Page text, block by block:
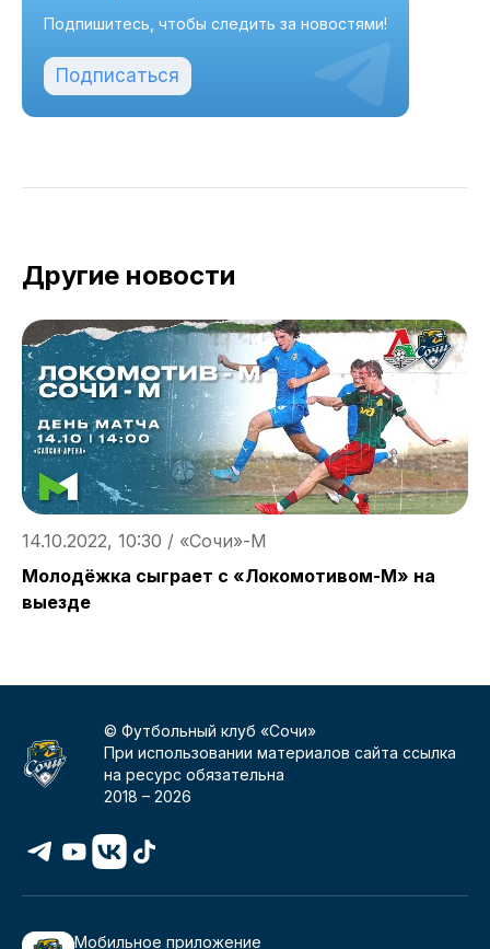
Подпишитесь, чтобы следить за новостями!
Подписаться
Другие новости
14.10.2022, 10:30 / «Сочи»-М
Молодёжка сыграет с «Локомотивом-М» на
выезде
© Футбольный клуб «Сочи»
При использовании материалов сайта ссылка
на ресурс обязательна
2018 –2026
Мобильное приложение